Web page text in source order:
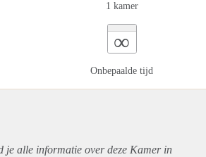
1 kamer
∞
Onbepaalde tijd
je alle informatie over deze Kamer in